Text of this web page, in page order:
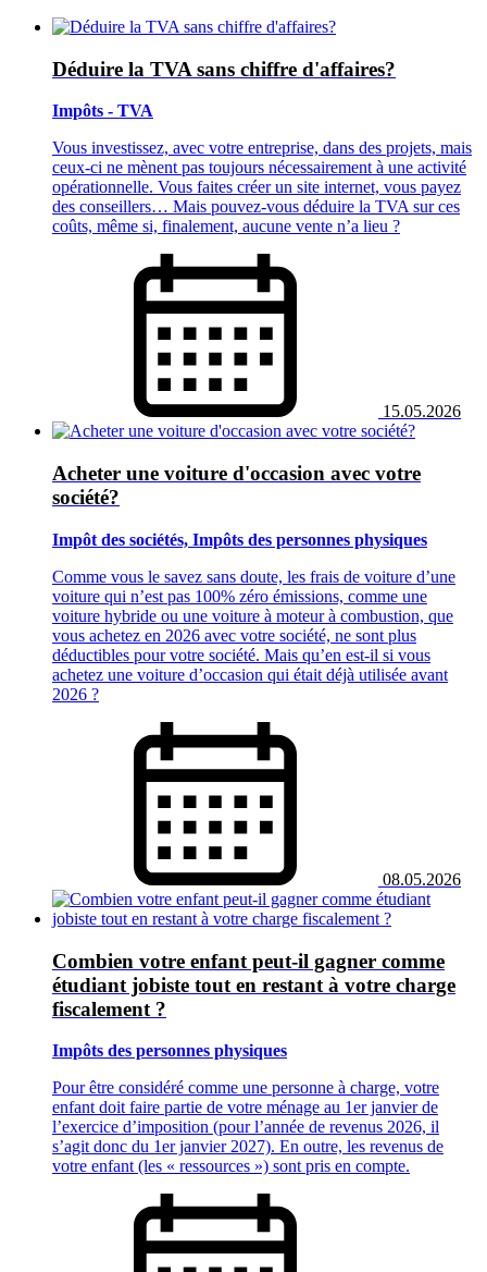
Déduire la TVA sans chiffre d'affaires?
Impôts - TVA
Vous investissez, avec votre entreprise, dans des projets, mais
ceux-ci ne mènent pas toujours nécessairement à une activité
opérationnelle. Vous faites créer un site internet, vous payez
des conseillers… Mais pouvez-vous déduire la TVA sur ces
coûts, même si, finalement, aucune vente n’a lieu ?
15.05.2026
Acheter une voiture d'occasion avec votre
société?
Impôt des sociétés, Impôts des personnes physiques
Comme vous le savez sans doute, les frais de voiture d’une
voiture qui n’est pas 100% zéro émissions, comme une
voiture hybride ou une voiture à moteur à combustion, que
vous achetez en 2026 avec votre société, ne sont plus
déductibles pour votre société. Mais qu’en est‑il si vous
achetez une voiture d’occasion qui était déjà utilisée avant
2026 ?
08.05.2026
Combien votre enfant peut‑il gagner comme
étudiant jobiste tout en restant à votre charge
fiscalement ?
Impôts des personnes physiques
Pour être considéré comme une personne à charge, votre
enfant doit faire partie de votre ménage au 1er janvier de
l’exercice d’imposition (pour l’année de revenus 2026, il
s’agit donc du 1er janvier 2027). En outre, les revenus de
votre enfant (les « ressources ») sont pris en compte.